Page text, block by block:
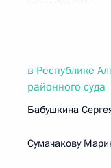
в Республике
районного суда
Бабушкина
Сумачакову